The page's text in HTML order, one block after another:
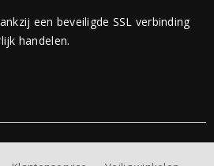
een beveiligde SSL verbinding
handelen.